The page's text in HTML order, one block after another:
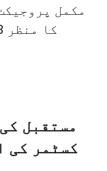
مکمل
کا منظر 3
مستقبل
کسٹمر کی